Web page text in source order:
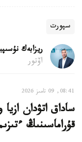
سپورت
ريزابەك
اۆتور
08:41, 09 تامىز 2026
ساداق اتۋدان ازيا
قۇراماسىنىڭ